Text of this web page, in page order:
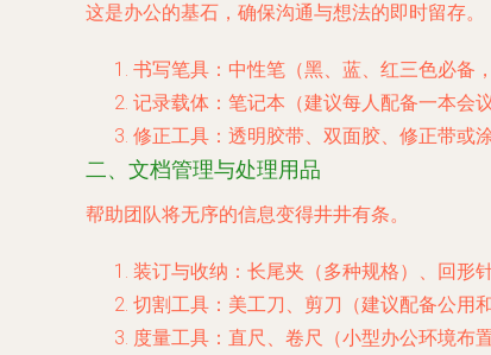
这是办公的基石，确保沟通与想法的即时留存。
书写笔具 ：中性笔（黑、蓝、红三色必备
记录载体 ：笔记本（建议每人配备一本会
修正工具 ：透明胶带、双面胶、修正带或
二、文档管理与处理用品
帮助团队将无序的信息变得井井有条。
装订与收纳 ：长尾夹（多种规格）、回形
切割工具 ：美工刀、剪刀（建议配备公用
度量工具 ：直尺、卷尺（小型办公环境布